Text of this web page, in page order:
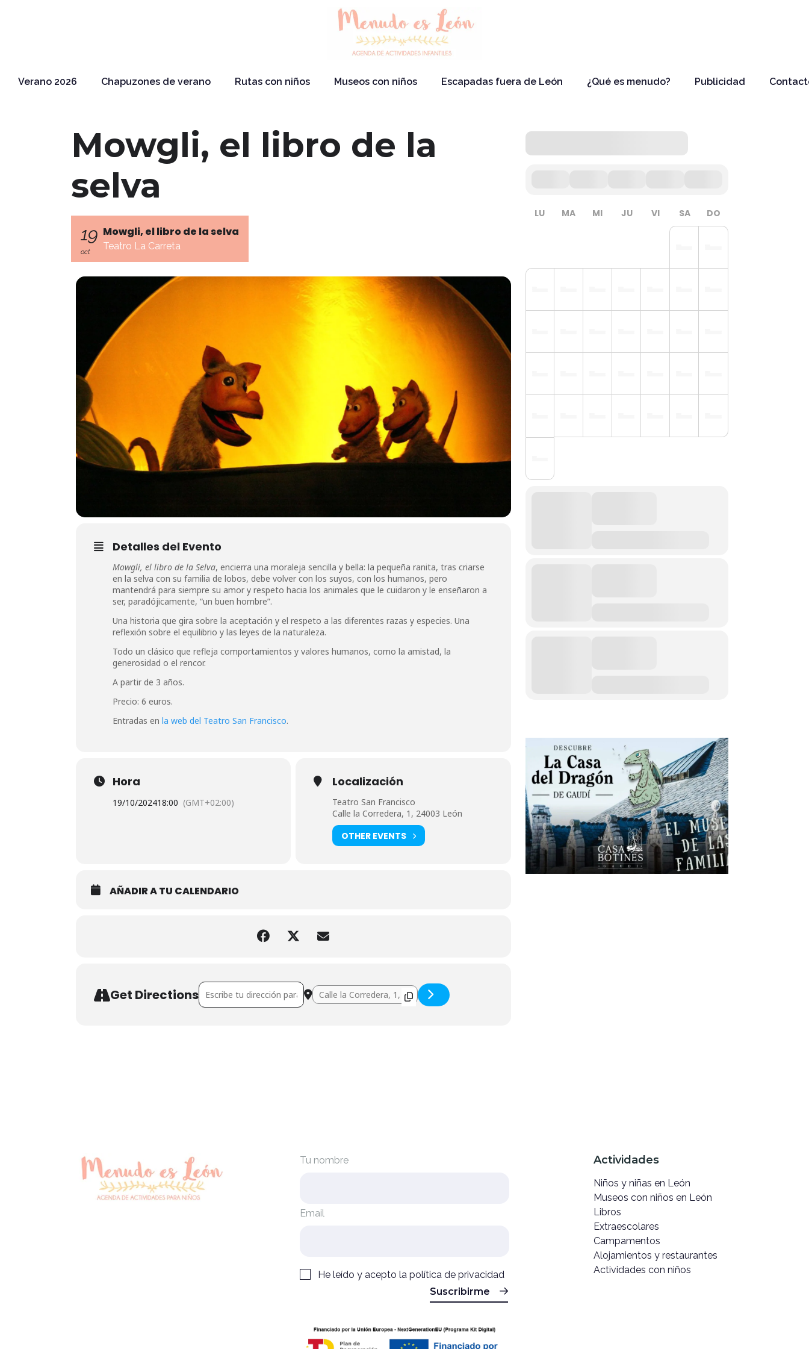
Verano 2026 Chapuzones de verano Rutas con niños Museos con niños Escapadas fuera de León ¿Qué es menudo? Publicidad
Mowgli, el libro de la
selva
19
oct
Mowgli, el libro de la selva
Teatro La Carreta
Detalles del Evento
Mowgli, el libro de la Selva, encierra una moraleja sencilla y bella: la pequeña ranita, tras criarse
en la selva con su familia de lobos, debe volver con los suyos, con los humanos, pero
mantendrá para siempre su amor y respeto hacia los animales que le cuidaron y le enseñaron a
ser, paradójicamente, “un buen hombre”.
Una historia que gira sobre la aceptación y el respeto a las diferentes razas y especies. Una
reflexión sobre el equilibrio y las leyes de la naturaleza.
Todo un clásico que refleja comportamientos y valores humanos, como la amistad, la
generosidad o el rencor.
A partir de 3 años.
Precio: 6 euros.
Entradas en la web del Teatro San Francisco.
Hora
19/10/202418:00 (GMT+02:00)
Localización
Teatro San Francisco
Calle la Corredera, 1, 24003 León
OTHER EVENTS
AÑADIR A TU CALENDARIO
Get DirectionsAddress - Mowgli, el libro de la selva []Destination Address - Mowgli, el libro de la selva []
LU MA MI JU VI SA DO
Tu nombre
Email
He leído y acepto la política de privacidad
Suscribirme
Actividades
Niños y niñas en León
Museos con niños en León
Libros
Extraescolares
Campamentos
Alojamientos y restaurantes
Actividades con niños